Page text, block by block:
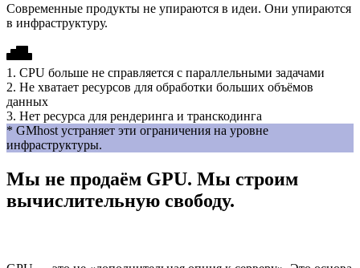
Современные продукты не упираются в идеи. Они упираются
в инфраструктуру.
1. CPU больше не справляется с параллельными задачами
2. Не хватает ресурсов для обработки больших объёмов
данных
3. Нет ресурса для рендеринга и транскодинга
* GMhost устраняет эти ограничения на уровне
инфраструктуры.
Мы не продаём GPU. Мы строим
вычислительную свободу.